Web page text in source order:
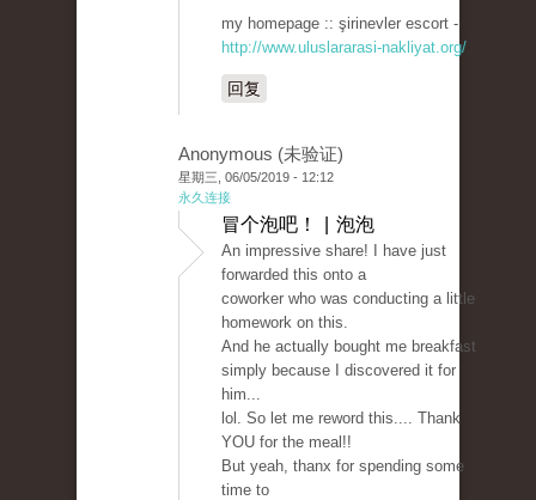
my homepage :: şirinevler escort -
http://www.uluslararasi-nakliyat.org/
回复
Anonymous (未验证)
星期三, 06/05/2019 - 12:12
永久连接
冒个泡吧！ | 泡泡
An impressive share! I have just
forwarded this onto a
coworker who was conducting a little
homework on this.
And he actually bought me breakfast
simply because I discovered it for
him...
lol. So let me reword this.... Thank
YOU for the meal!!
But yeah, thanx for spending some
time to